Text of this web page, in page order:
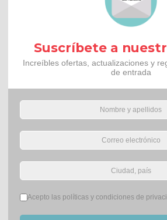
Suscríbete a
Increíbles ofertas, actualizaciones y
de entrada
Términos del servicio*
Acepto las políticas y condiciones de